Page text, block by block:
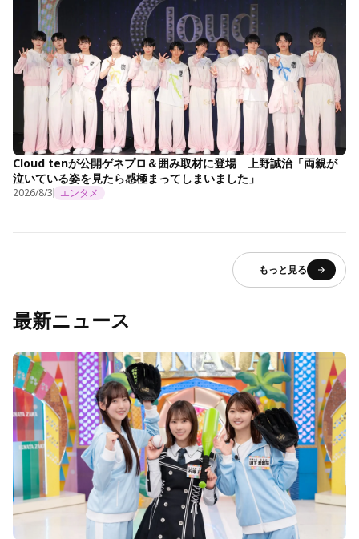
Cloud tenが公開ゲネプロ＆囲み取材に登場 上野誠治「両親が
泣いている姿を見たら感極まってしまいました」
2026/8/3 エンタメ
もっと見る
最新ニュース